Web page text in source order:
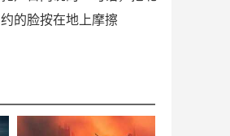
约的脸按在地上摩擦